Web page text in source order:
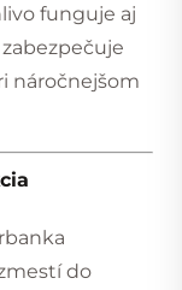
funguje aj
náročnejšom
do